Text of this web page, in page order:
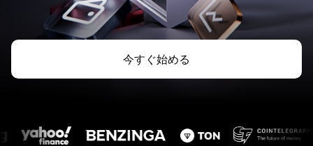
今すぐ始める